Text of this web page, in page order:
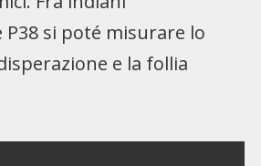
si poté misurare lo
e la follia